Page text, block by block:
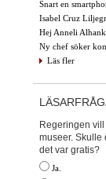
Snart en
Isabel Cruz
Hej Anneli
Ny chef söker
Läs fler
Regeringen
museer. Skulle
det var gratis?
Ja.